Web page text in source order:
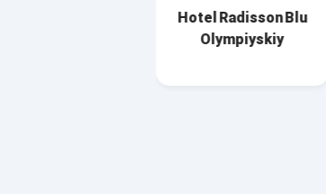
Hotel Radisson Blu
Olympiyskiy